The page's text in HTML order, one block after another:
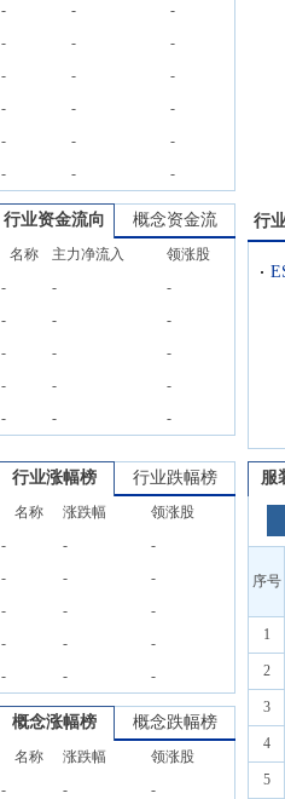
-
-
-
-
-
-
-
-
-
-
-
-
-
-
-
-
- -
行业资金流向 概念资金流
名称 主力净流入
领涨股
-
-
-
-
-
-
-
-
-
-
-
-
-
- -
行
行业涨幅榜 行业跌幅榜
名称 涨跌幅
领涨股
-
-
-
-
-
-
-
-
-
-
-
-
-
- -
概念涨幅榜 概念跌幅榜
名称 涨跌幅
领涨股
-
-
-
服
序号
1
2
3
4
5